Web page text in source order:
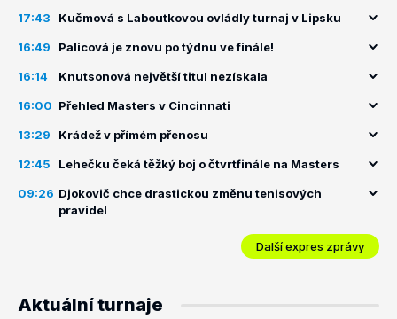
17:43 Kučmová s Laboutkovou ovládly turnaj v Lipsku
16:49 Palicová je znovu po týdnu ve finále!
16:14 Knutsonová největší titul nezískala
16:00 Přehled Masters v Cincinnati
13:29 Krádež v přímém přenosu
12:45 Lehečku čeká těžký boj o čtvrtfinále na Masters
09:26 Djokovič chce drastickou změnu tenisových
pravidel
Další expres zprávy
Aktuální turnaje